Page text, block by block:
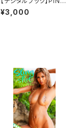
DAREA Dream Facto
ry Magazine
¥3,000